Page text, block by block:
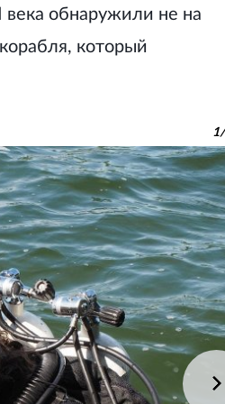
века обнаружили не на
который
1/